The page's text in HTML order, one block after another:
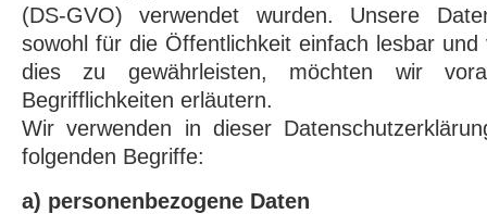
(DS-GVO) verwendet wurden. Unsere
sowohl für die Öffentlichkeit einfach lesbar
dies zu gewährleisten, möchten wir
Begrifflichkeiten erläutern.
Wir verwenden in dieser
folgenden Begriffe:
a) personenbezogene Daten